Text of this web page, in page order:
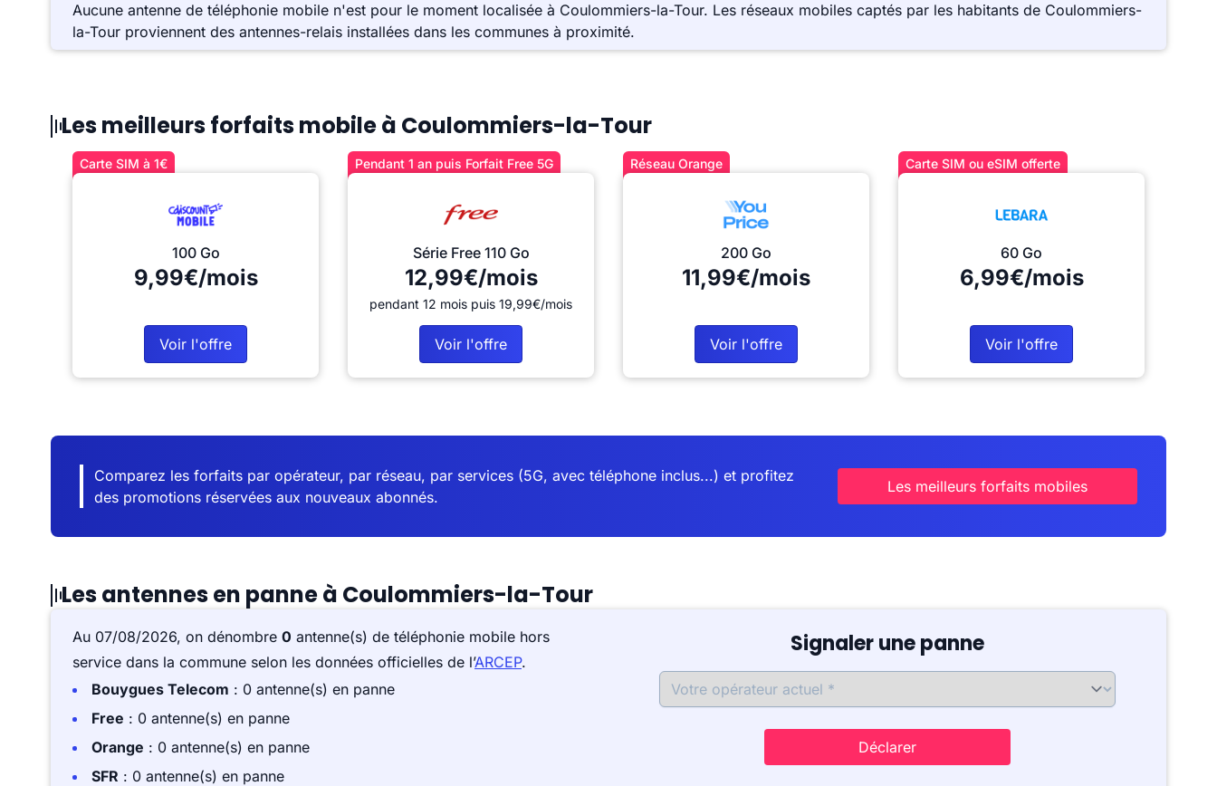
Aucune antenne de téléphonie mobile n'est pour le moment localisée à Coulommiers-la-Tour. Les réseaux mobiles captés par les habitants de Coulommiers-
la-Tour proviennent des antennes-relais installées dans les communes à proximité.
Les meilleurs forfaits mobile à Coulommiers-la-Tour
Carte SIM à 1€
100 Go
9,99€/mois
Voir l'offre
Pendant 1 an puis Forfait Free 5G
Série Free 110 Go
12,99€/mois
pendant 12 mois puis 19,99€/mois
Voir l'offre
Réseau Orange
200 Go
11,99€/mois
Voir l'offre
Carte SIM ou eSIM offerte
60 Go
6,99€/mois
Voir l'offre
Comparez les forfaits par opérateur, par réseau, par services (5G, avec téléphone inclus...) et profitez
des promotions réservées aux nouveaux abonnés.
Les meilleurs forfaits mobiles
Les antennes en panne à Coulommiers-la-Tour
Au 07/08/2026, on dénombre 0 antenne(s) de téléphonie mobile hors
service dans la commune selon les données officielles de l’ARCEP.
Bouygues Telecom : 0 antenne(s) en panne
Free : 0 antenne(s) en panne
Orange : 0 antenne(s) en panne
SFR : 0 antenne(s) en panne
Signaler une panne
Déclarer